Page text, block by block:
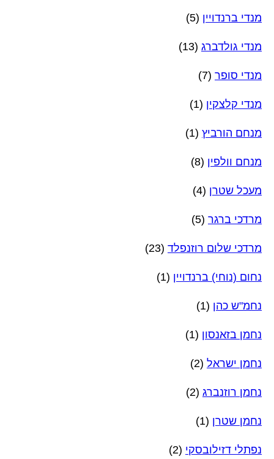
מנדי ברנדויין (5)
מנדי גולדברג (13)
מנדי סופר (7)
מנדי קלצקין (1)
מנחם הורביץ (1)
מנחם וולפין (8)
מעכל שטרן (4)
מרדכי ברגר (5)
מרדכי שלום רוזנפלד (23)
נחום (נוחי) ברנדויין (1)
נחמ"ש כהן (1)
נחמן בזאנסון (1)
נחמן ישראל (2)
נחמן רוזנברג (2)
נחמן שטרן (1)
נפתלי דזילובסקי (2)